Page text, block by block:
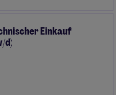
Einkauf
d)